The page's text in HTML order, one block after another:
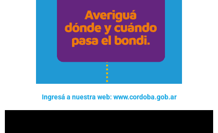
Ingresá a nuestra web: www.cordoba.gob.ar